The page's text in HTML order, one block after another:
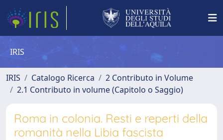
IRIS
IRIS Catalogo Ricerca
2 Contributo in Volume
2.1 Contributo in volume (Capitolo o Saggio)
Roma in colonia. Resti e reperti della
romanità nella Libia fascista